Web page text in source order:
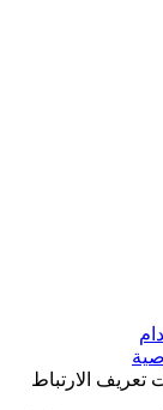
تعريف الارتباط